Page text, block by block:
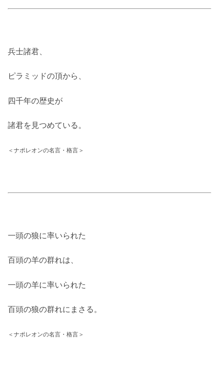
兵士諸君、
ピラミッドの頂から、
四千年の歴史が
諸君を見つめている。
＜ナポレオンの名言・格言＞
一頭の狼に率いられた
百頭の羊の群れは、
一頭の羊に率いられた
百頭の狼の群れにまさる。
＜ナポレオンの名言・格言＞